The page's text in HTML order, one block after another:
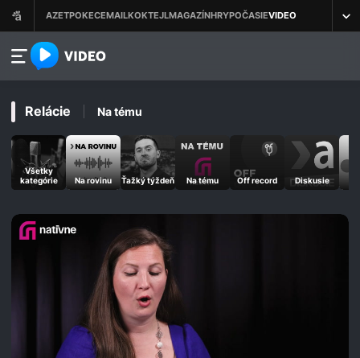
azet.video.sk
Relácie Na tému
Všetky
kategórie
Na rovinu Ťažký týždeň Na tému Off record Diskusie